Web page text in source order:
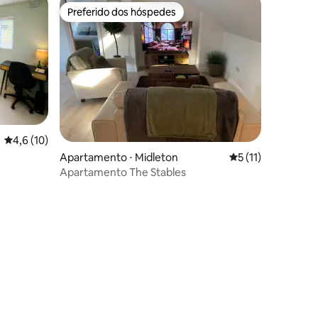
4,6 de uma avaliação média de 5, 10 avaliações
4,6 (10)
Preferido dos hóspedes
Preferido dos hóspedes
Apartamento ⋅ Midleton 5 de uma
5 (11)
Apartamento The Stables